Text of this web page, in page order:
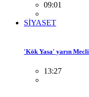
09:01
SİYASET
'Kök Yasa' yarın
13:27